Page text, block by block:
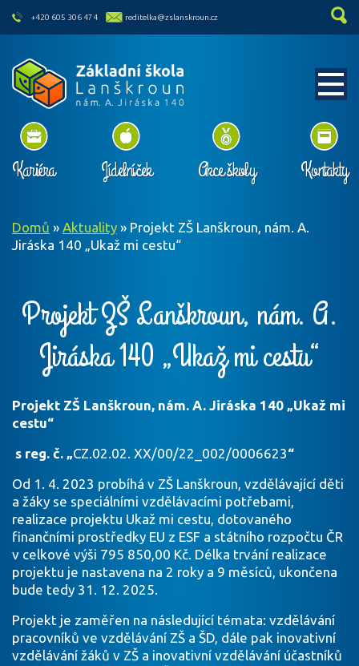
skip to main content
+420 605 306 474 reditelka@zslanskroun.cz
Kariéra Jídelníček Akce školy Kontakty
Domů » Aktuality » Projekt ZŠ Lanškroun, nám. A.
Jiráska 140 „Ukaž mi cestu“
Projekt ZŠ Lanškroun, nám. A.
Jiráska 140 „Ukaž mi cestu“
Projekt ZŠ Lanškroun, nám. A. Jiráska 140 „Ukaž mi
cestu“
s reg. č. „CZ.02.02. XX/00/22_002/0006623“
Od 1. 4. 2023 probíhá v ZŠ Lanškroun, vzdělávající děti
a žáky se speciálními vzdělávacími potřebami,
realizace projektu Ukaž mi cestu, dotovaného
finančními prostředky EU z ESF a státního rozpočtu ČR
v celkové výši 795 850,00 Kč. Délka trvání realizace
projektu je nastavena na 2 roky a 9 měsíců, ukončena
bude tedy 31. 12. 2025.
Projekt je zaměřen na následující témata: vzdělávání
pracovníků ve vzdělávání ZŠ a ŠD, dále pak inovativní
vzdělávání žáků v ZŠ a inovativní vzdělávání účastníků